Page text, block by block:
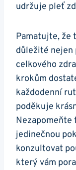
udržuje pleť⁣
Pamatujte, že
důležité nejen
celkového
krokům
každodenní
poděkuje
Nezapomeňte
‍jedinečnou
konzultovat
který vám